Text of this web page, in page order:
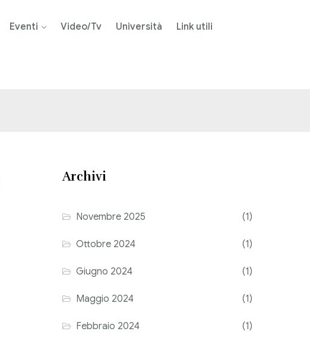
Eventi Video/Tv Università Link utili
Archivi
Novembre 2025 (1)
Ottobre 2024 (1)
Giugno 2024 (1)
Maggio 2024 (1)
Febbraio 2024 (1)